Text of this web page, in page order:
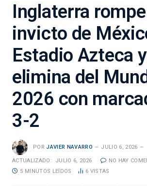
Inglaterra rompe
invicto de
Estadio Azteca
elimina del
2026 con
3-2
POR JAVIER NAVARRO JULIO 6, 2026
ACTUALIZADO: JULIO 6, 2026
NO HAY
5 MINUTOS LEÍDOS
6 VISTAS